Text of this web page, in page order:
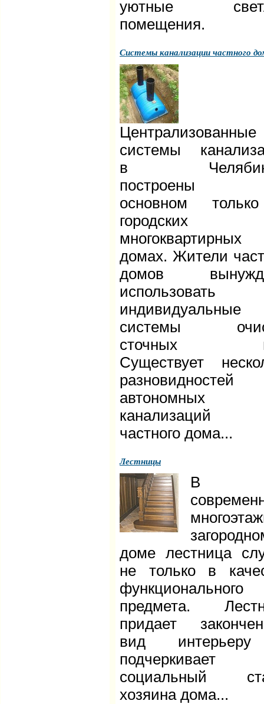
уютные
помещения.
Системы канализации частного
Централизованные
системы
в
основном
городских
многоквартирных
домах. Жители
домов
использовать
индивидуальные
системы
сточных
Существует
разновидностей
автономных
канализаций
частного дома...
Лестницы
В
доме лестница
не только в
функционального
предмета.
придает
вид
подчеркивает
социальный
хозяина дома...